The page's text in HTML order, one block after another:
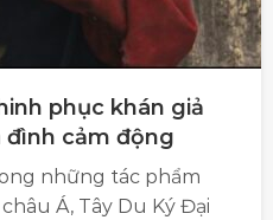
phục khán giả
đình cảm động
những tác phẩm
Á, Tây Du Ký Đại